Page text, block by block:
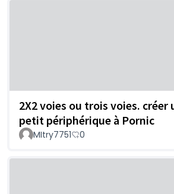
2X2 voies ou trois voies. créer
petit périphérique à Pornic
MItry7751 0